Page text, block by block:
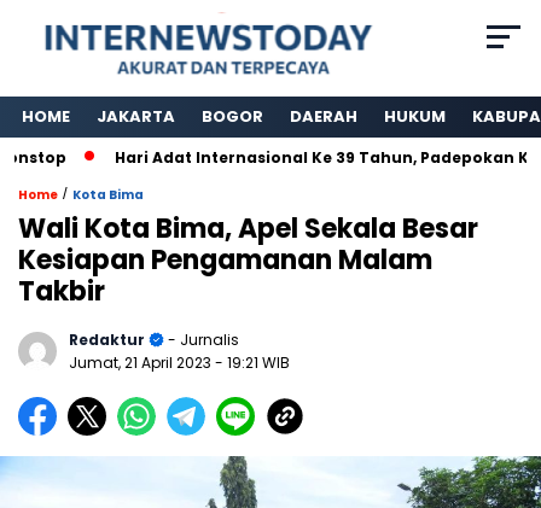
HOME JAKARTA BOGOR DAERAH HUKUM
Hari Adat Internasional Ke 39 Tahun, Padepokan
Home / Kota Bima
Wali Kota Bima, Apel Sekala Besar
Kesiapan Pengamanan Malam
Takbir
Redaktur
- Jurnalis
Jumat, 21 April 2023 - 19:21 WIB